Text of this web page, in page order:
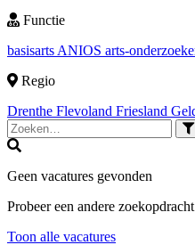
Functie
basisarts ANIOS arts-
Regio
Drenthe Flevoland Friesland
Geen vacatures gevonden
Probeer een andere
Toon alle vacatures